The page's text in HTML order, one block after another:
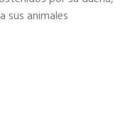
sus animales